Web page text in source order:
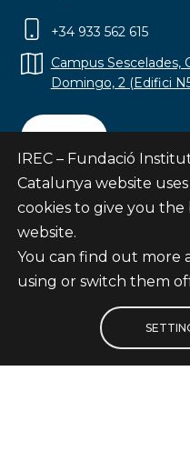
+34 933 562 615
Campus Sescelades,
Domingo, 2 (Edifici
Contact
Subscribe
© Fundació Institut de
IREC – Fundació
Catalunya website
cookies to give you
website.
You can find out more
using or switch them